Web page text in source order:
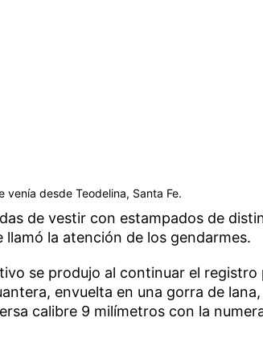
venía desde Teodelina, Santa Fe.
de vestir con estampados de
llamó la atención de los gendarmes.
se produjo al continuar el
envuelta en una gorra de
calibre 9 milímetros con la